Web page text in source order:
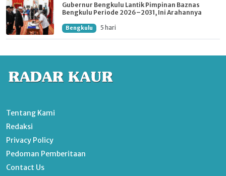
Gubernur Bengkulu Lantik Pimpinan Baznas
Bengkulu Periode 2026–2031, Ini Arahannya
Bengkulu 5 hari
Tentang Kami
Redaksi
Privacy Policy
Pedoman Pemberitaan
Contact Us